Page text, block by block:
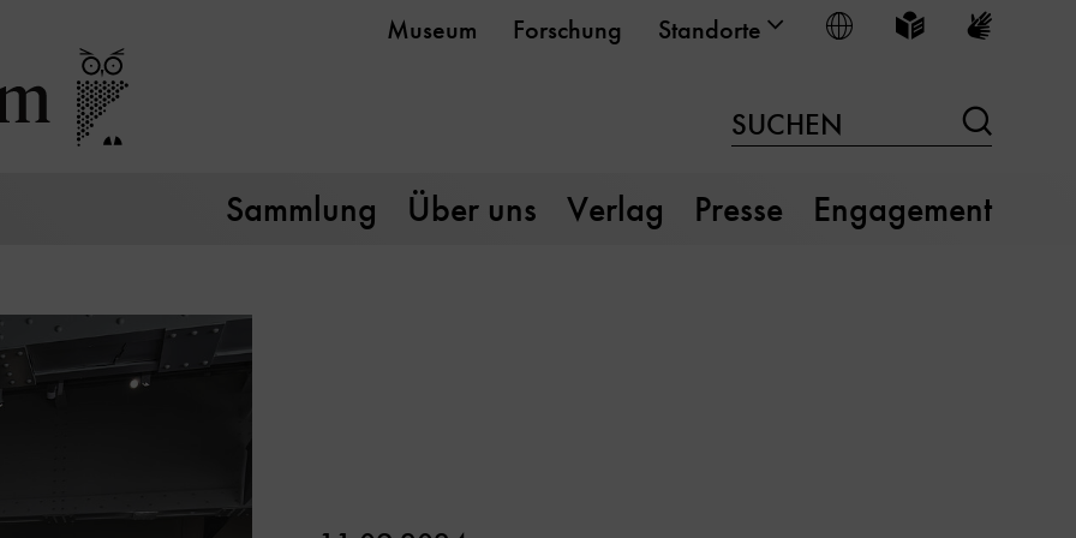
Museum Forschung Standorte Sprache wählen
Leichte Sprache
SUCHEN
Sammlung Über uns Verlag Presse Engagement